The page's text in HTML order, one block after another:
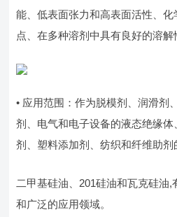
能、低表面张力和高表面活性、
点、在多种溶剂中具有良好的溶解
• 应用范围：作为脱模剂、润滑剂
剂、电气和电子设备的液态绝缘
剂、塑料添加剂、纺织和纤维助剂
二甲基硅油、201硅油和瓦克硅油
和广泛的应用领域。